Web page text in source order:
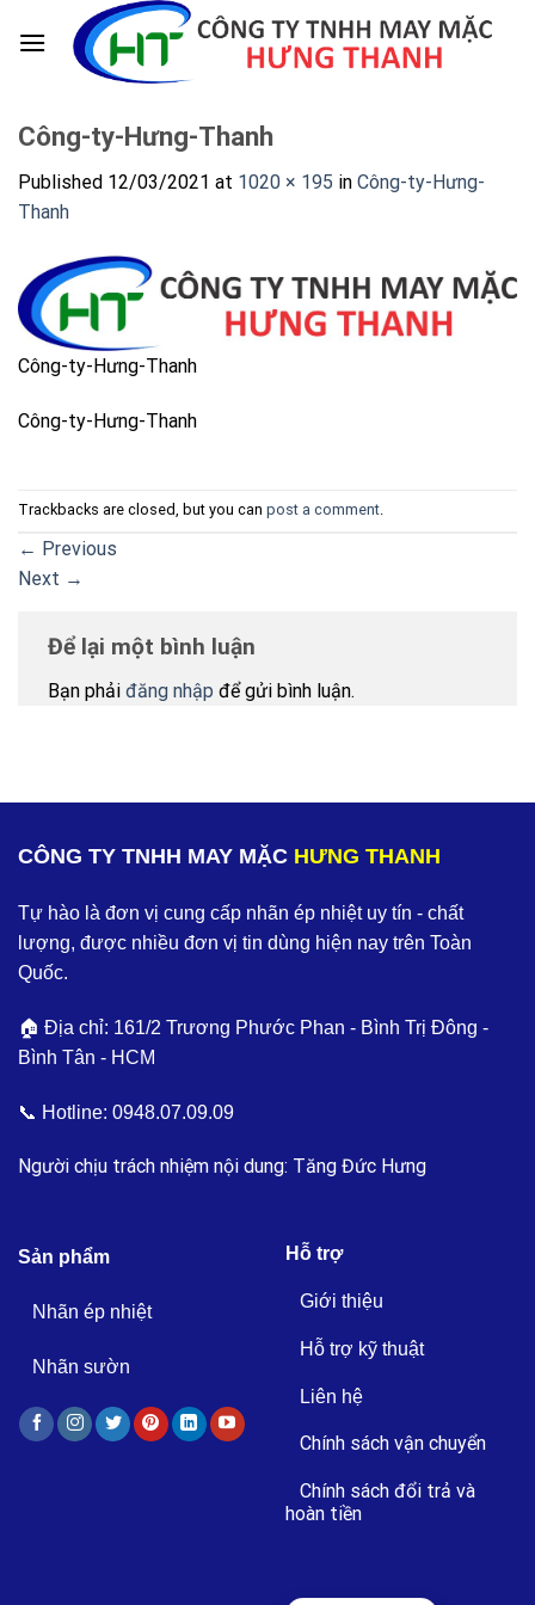
Công-ty-Hưng-Thanh
Published 12/03/2021 at 1020 × 195 in Công-ty-Hưng-
Thanh
Công-ty-Hưng-Thanh
Công-ty-Hưng-Thanh
Trackbacks are closed, but you can post a comment.
← Previous
Next →
Để lại một bình luận
Bạn phải đăng nhập để gửi bình luận.
CÔNG TY TNHH MAY MẶC HƯNG THANH
Tự hào là đơn vị cung cấp nhãn ép nhiệt uy tín - chất
lượng, được nhiều đơn vị tin dùng hiện nay trên Toàn
Quốc.
🏠 Địa chỉ: 161/2 Trương Phước Phan - Bình Trị Đông -
Bình Tân - HCM
📞 Hotline: 0948.07.09.09
Người chịu trách nhiệm nội dung: Tăng Đức Hưng
Sản phẩm
Nhãn ép nhiệt
Nhãn sườn
Hỗ trợ
Giới thiệu
Hỗ trợ kỹ thuật
Liên hệ
Chính sách vận chuyển
Chính sách đổi trả và
hoàn tiền